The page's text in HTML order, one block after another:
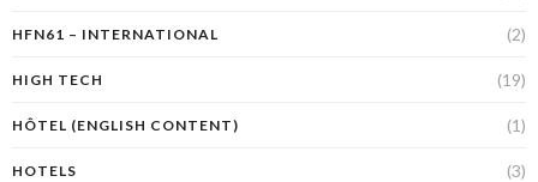
HFN61 – INTERNATIONAL (2)
HIGH TECH (19)
HÔTEL (ENGLISH CONTENT) (1)
HOTELS (3)